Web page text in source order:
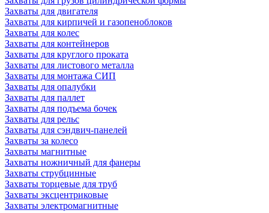
Захваты для двигателя
Захваты для кирпичей и газопеноблоков
Захваты для колес
Захваты для контейнеров
Захваты для круглого проката
Захваты для листового металла
Захваты для монтажа СИП
Захваты для опалубки
Захваты для паллет
Захваты для подъема бочек
Захваты для рельс
Захваты для сэндвич-панелей
Захваты за колесо
Захваты магнитные
Захваты ножничный для фанеры
Захваты струбцинные
Захваты торцевые для труб
Захваты эксцентриковые
Захваты электромагнитные